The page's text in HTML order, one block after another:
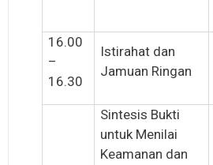
16.00
–
16.30
Istirahat dan
Jamuan Ringan
Sintesis Bukti
untuk Menilai
Keamanan dan